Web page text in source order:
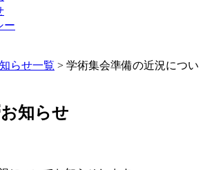
ー
らせ一覧 > 学術集会準備の近況につい